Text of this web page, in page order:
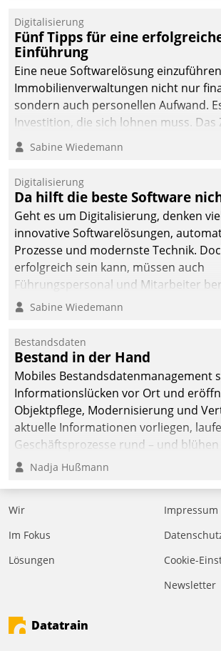
Digitalisierung
Fünf Tipps für eine
Einführung
Eine neue Softwarelösung
Immobilienverwaltungen nicht nur
sondern auch personellen Aufwand.
Investition, die sich lohnen muss. Das
nachhaltige Optimierung der
dieses Ziel erreicht wird, sollten einige
Sabine Wiedemann
Digitalisierung
Da hilft die beste Software
Geht es um Digitalisierung, denken
innovative Softwarelösungen,
Prozesse und modernste Technik.
erfolgreich sein kann, müssen auch
Führungspersonal und Mitarbeiter
verändern und anzupassen, sonst
Sabine Wiedemann
Bestandsdaten
Bestand in der Hand
Mobiles Bestandsdatenmanagement
Informationslücken vor Ort und
Objektpflege, Modernisierung und
aktuelle Informationen vorliegen,
Geschäftsprozesse rund – und blühen
Nadja Hußmann
Wir
Im Fokus
Lösungen
Impressum
Cookie-
Newsletter
Datatrain